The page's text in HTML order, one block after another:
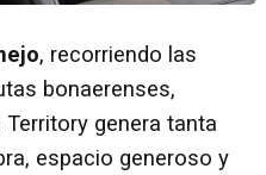
, recorriendo las
bonaerenses,
genera tanta
espacio generoso y